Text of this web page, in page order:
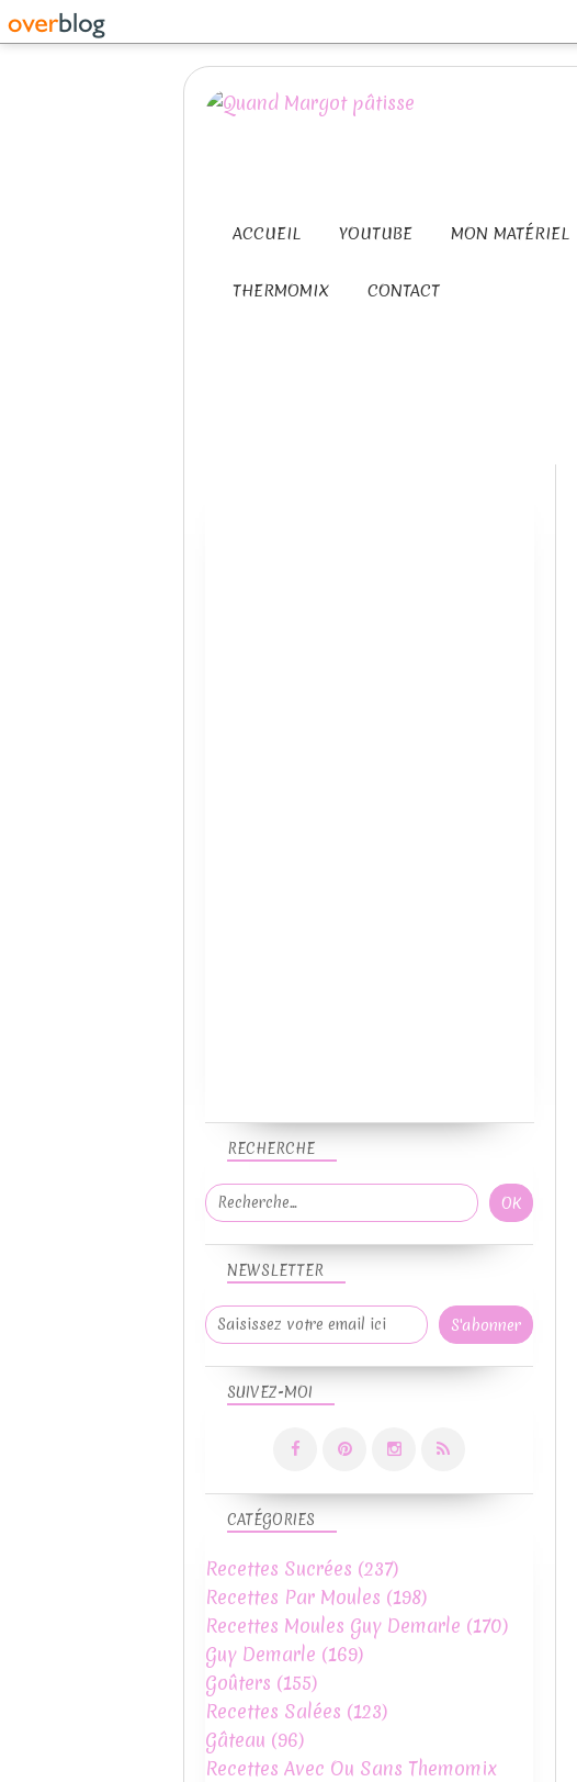
ACCUEIL YOUTUBE MON MATÉRIEL
THERMOMIX CONTACT
NEWSLETTER
SUIVEZ-MOI
RECHERCHE
CATÉGORIES
Recettes Sucrées (237)
Recettes Par Moules (198)
Recettes Moules Guy Demarle (170)
Guy Demarle (169)
Goûters (155)
Recettes Salées (123)
Gâteau (96)
Recettes Avec Ou Sans Themomix